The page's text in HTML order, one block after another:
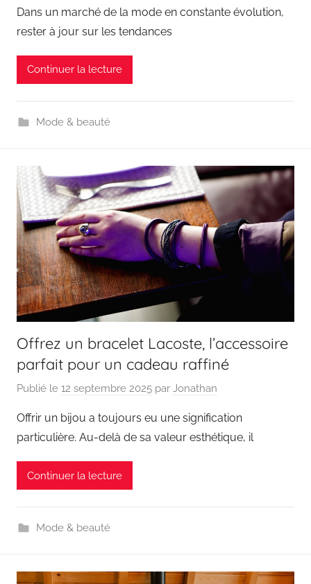
Dans un marché de la mode en constante évolution,
rester à jour sur les tendances
Continuer la lecture
Mode & beauté
Offrez un bracelet Lacoste, l’accessoire
parfait pour un cadeau raffiné
Publié le 12 septembre 2025 par Jonathan
Offrir un bijou a toujours eu une signification
particulière. Au-delà de sa valeur esthétique, il
Continuer la lecture
Mode & beauté